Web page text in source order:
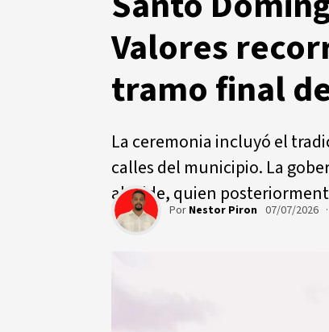
Valores
tramo final
La ceremonia incluyó el
calles del municipio. La
alcalde, quien
Por Nestor Piron 07/07/2026